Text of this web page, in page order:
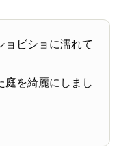
ョビショに濡れて
庭を綺麗にしまし